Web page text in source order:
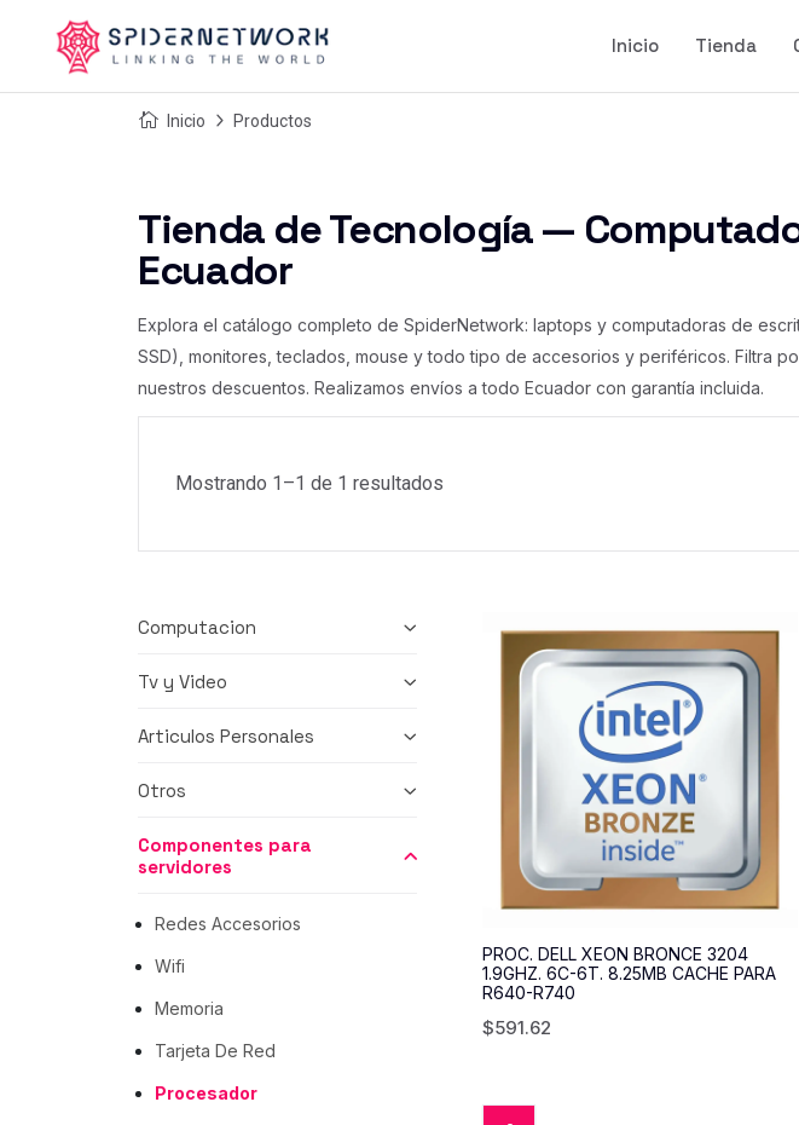
Inicio Tienda
Inicio Productos
Tienda de Tecnología —
Ecuador
Explora el catálogo completo de SpiderNetwork: laptops y computadoras de
SSD), monitores, teclados, mouse y todo tipo de accesorios y periféricos. Filtra
nuestros descuentos. Realizamos envíos a todo Ecuador con garantía incluida.
Mostrando 1–1 de 1 resultados
Computacion
Tv y Video
Articulos Personales
Otros
Componentes para
servidores
Redes Accesorios
Wifi
Memoria
Tarjeta De Red
Procesador
PROC. DELL XEON BRONCE 3204
1.9GHZ. 6C-6T. 8.25MB CACHE PARA
R640-R740
$591.62